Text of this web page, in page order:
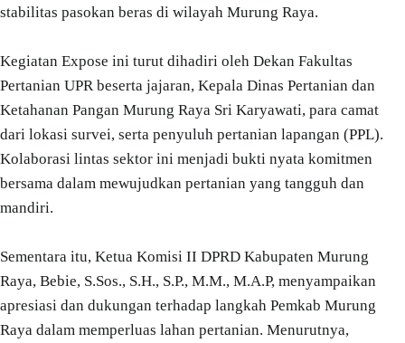
stabilitas pasokan beras di wilayah Murung Raya.
Kegiatan Expose ini turut dihadiri oleh Dekan Fakultas
Pertanian UPR beserta jajaran, Kepala Dinas Pertanian dan
Ketahanan Pangan Murung Raya Sri Karyawati, para camat
dari lokasi survei, serta penyuluh pertanian lapangan (PPL).
Kolaborasi lintas sektor ini menjadi bukti nyata komitmen
bersama dalam mewujudkan pertanian yang tangguh dan
mandiri.
Sementara itu, Ketua Komisi II DPRD Kabupaten Murung
Raya, Bebie, S.Sos., S.H., S.P., M.M., M.A.P, menyampaikan
apresiasi dan dukungan terhadap langkah Pemkab Murung
Raya dalam memperluas lahan pertanian. Menurutnya,